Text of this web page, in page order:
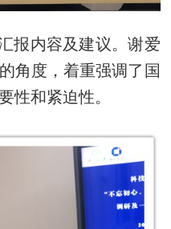
报内容及建议。谢爱
角度，着重强调了国
性和紧迫性。